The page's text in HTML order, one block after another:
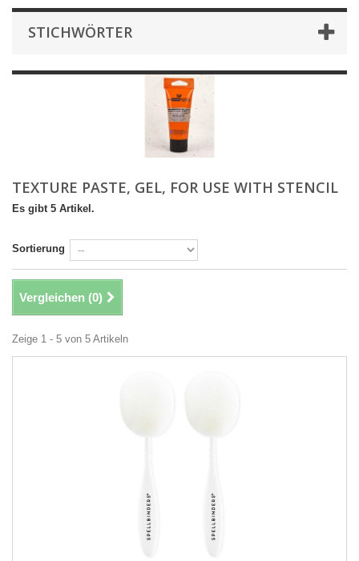
STICHWÖRTER
TEXTURE PASTE, GEL, FOR USE WITH STENCIL
Es gibt 5 Artikel.
Sortierung
Vergleichen (0)
Zeige 1 - 5 von 5 Artikeln